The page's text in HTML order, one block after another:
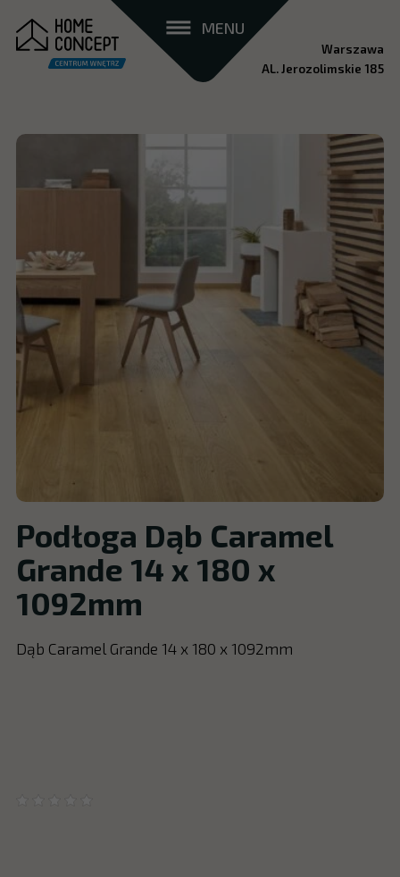
MENU
Warszawa
AL. Jerozolimskie 185
Podłoga Dąb Caramel
Grande 14 x 180 x
1092mm
Dąb Caramel Grande 14 x 180 x 1092mm